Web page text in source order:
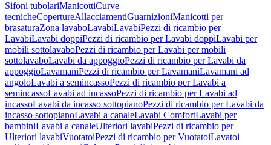
Sifoni tubolariManicottiCurve
tecnicheCopertureAllacciamentiGuarnizioniManicotti per
brasaturaZona lavaboLavabiLavabiPezzi di ricambio per
LavabiLavabi doppiPezzi di ricambio per Lavabi doppiLavabi per
mobili sottolavaboPezzi di ricambio per Lavabi per mobili
sottolavaboLavabi da appoggioPezzi di ricambio per Lavabi da
appoggioLavamaniPezzi di ricambio per LavamaniLavamani ad
angoloLavabi a semincassoPezzi di ricambio per Lavabi a
semincassoLavabi ad incassoPezzi di ricambio per Lavabi ad
incassoLavabi da incasso sottopianoPezzi di ricambio per Lavabi da
incasso sottopianoLavabi a canaleLavabi ComfortLavabi per
bambiniLavabi a canaleUlteriori lavabiPezzi di ricambio per
Ulteriori lavabiVuotatoiPezzi di ricambio per VuotatoiLavatoi